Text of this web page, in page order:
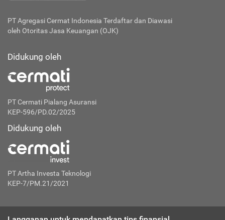
PT Agregasi Cermat Indonesia Terdaftar dan Diawasi
oleh Otoritas Jasa Keuangan (OJK)
Didukung oleh
PT Cermati Pialang Asuransi
KEP-596/PD.02/2025
Didukung oleh
PT Artha Investa Teknologi
KEP-7/PM.21/2021